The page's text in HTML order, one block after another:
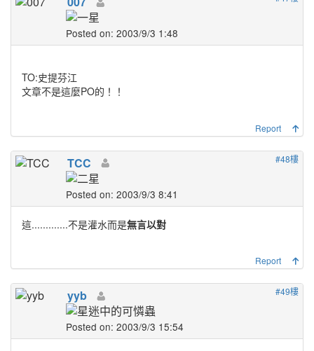
Posted on: 2003/9/3 1:48
TO:史提芬江
文章不是這麼PO的！！
Report
#48樓
TCC
Posted on: 2003/9/3 8:41
這.............不是灌水而是無言以對
Report
#49樓
yyb
Posted on: 2003/9/3 15:54